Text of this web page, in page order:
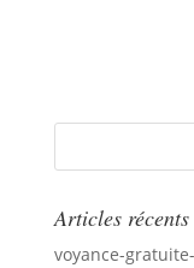
Articles récents
voyance-